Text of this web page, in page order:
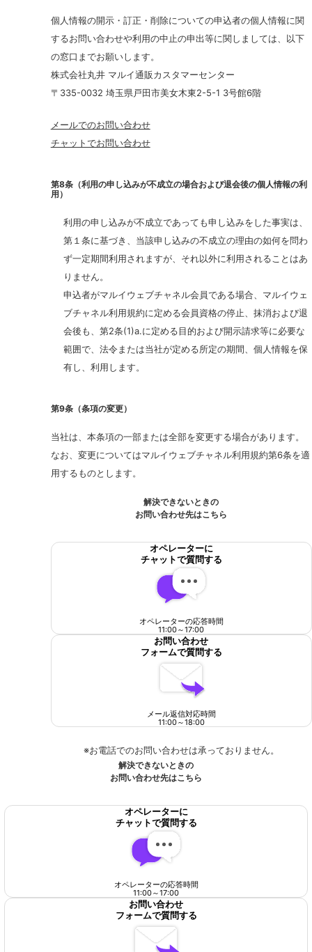
個人情報の開示・訂正・削除についての申込者の個人情報に関
するお問い合わせや利用の中止の申出等に関しましては、以下
の窓口までお願いします。
株式会社丸井 マルイ通販カスタマーセンター
〒335-0032 埼玉県戸田市美女木東2-5-1 3号館6階
メールでのお問い合わせ
チャットでお問い合わせ
第8条（利用の申し込みが不成立の場合および退会後の個人情報の利
用）
利用の申し込みが不成立であっても申し込みをした事実は、
第１条に基づき、当該申し込みの不成立の理由の如何を問わ
ず一定期間利用されますが、それ以外に利用されることはあ
りません。
申込者がマルイウェブチャネル会員である場合、マルイウェ
ブチャネル利用規約に定める会員資格の停止、抹消および退
会後も、第2条(1)a.に定める目的および開示請求等に必要な
範囲で、法令または当社が定める所定の期間、個人情報を保
有し、利用します。
第9条（条項の変更）
当社は、本条項の一部または全部を変更する場合があります。
なお、変更についてはマルイウェブチャネル利用規約第6条を適
用するものとします。
解決できないときの
お問い合わせ先はこちら
オペレーターに
チャットで質問する
オペレーターの応答時間
11:00～17:00
お問い合わせ
フォームで質問する
メール返信対応時間
11:00～18:00
※お電話でのお問い合わせは承っておりません。
解決できないときの
お問い合わせ先はこちら
オペレーターに
チャットで質問する
オペレーターの応答時間
11:00～17:00
お問い合わせ
フォームで質問する